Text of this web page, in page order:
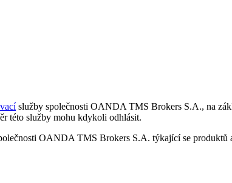
služby společnosti OANDA TMS Brokers S.A., na
této služby mohu kdykoli odhlásit.
OANDA TMS Brokers S.A. týkající se